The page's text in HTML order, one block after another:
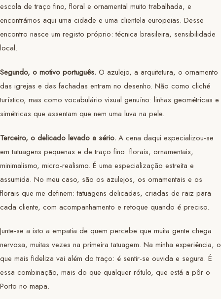
escola de traço fino, floral e ornamental muito trabalhada, e
encontrámos aqui uma cidade e uma clientela europeias. Desse
encontro nasce um registo próprio: técnica brasileira, sensibilidade
local.
Segundo, o motivo português. O azulejo, a arquitetura, o ornamento
das igrejas e das fachadas entram no desenho. Não como cliché
turístico, mas como vocabulário visual genuíno: linhas geométricas e
simétricas que assentam que nem uma luva na pele.
Terceiro, o delicado levado a sério. A cena daqui especializou-se
em tatuagens pequenas e de traço fino: florais, ornamentais,
minimalismo, micro-realismo. É uma especialização estreita e
assumida. No meu caso, são os azulejos, os ornamentais e os
florais que me definem: tatuagens delicadas, criadas de raiz para
cada cliente, com acompanhamento e retoque quando é preciso.
Junte-se a isto a empatia de quem percebe que muita gente chega
nervosa, muitas vezes na primeira tatuagem. Na minha experiência, o
que mais fideliza vai além do traço: é sentir-se ouvida e segura. É
essa combinação, mais do que qualquer rótulo, que está a pôr o
Porto no mapa.